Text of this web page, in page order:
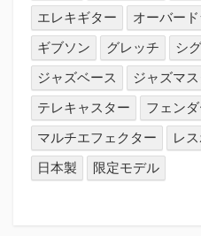
エレキギター
オーバー
ギブソン
グレッチ
シ
ジャズベース
ジャズマ
テレキャスター
フェン
マルチエフェクター
レ
日本製
限定モデル